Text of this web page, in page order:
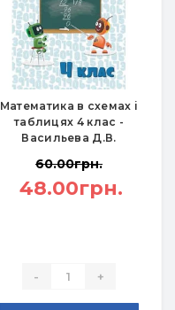
Математика в схемах і
таблицях 4 клас -
Васильева Д.В.
60.00грн.
48.00грн.
- +